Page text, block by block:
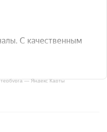
— Яндекс Карты